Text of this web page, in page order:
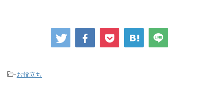
-お役立ち